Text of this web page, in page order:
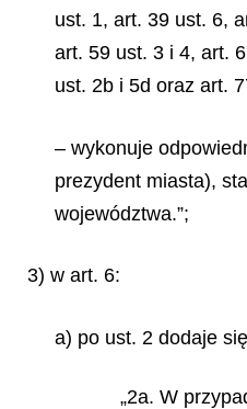
ust. 1, art. 39 ust. 6,
art. 59 ust. 3 i 4, art.
ust. 2b i 5d oraz art.
– wykonuje
prezydent miasta),
województwa.”;
3) w art. 6:
a) po ust. 2 dodaje
„2a. W